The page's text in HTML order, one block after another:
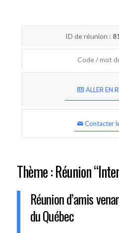
ID de réunion :
Code / mot
ALLER EN
Contacter
Thème : Réunion
Réunion d’amis
du Québec